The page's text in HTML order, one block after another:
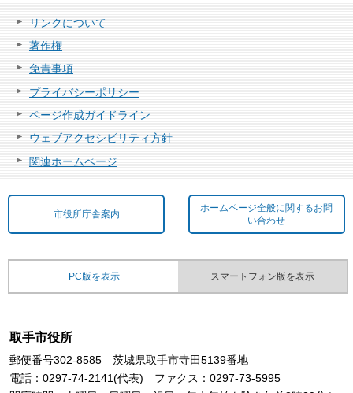
リンクについて
著作権
免責事項
プライバシーポリシー
ページ作成ガイドライン
ウェブアクセシビリティ方針
関連ホームページ
市役所庁舎案内
ホームページ全般に関するお問
い合わせ
PC版を表示 スマートフォン版を表示
取手市役所
郵便番号302-8585 茨城県取手市寺田5139番地
電話：0297-74-2141(代表) ファクス：0297-73-5995